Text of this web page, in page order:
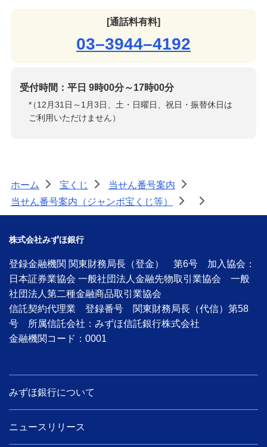
[通話料有料]
03–3944–4192
受付時間：平日 9時00分～17時00分
*
（12月31日～1月3日、土・日曜日、祝日・振替休日は
ご利用いただけません）
ホーム > 宝くじ > 当せん番号案内
>
当せん番号案内（ジャンボ宝くじ等）
> >
株式会社みずほ銀行
登録金融機関 関東財務局長（登金） 第6号 加入協会：
日本証券業協会 一般社団法人金融先物取引業協会 一般
社団法人第二種金融商品取引業協会
信託契約代理業 登録番号 関東財務局長（代信）第58
号 所属信託会社：みずほ信託銀行株式会社
金融機関コード：0001
みずほ銀行について
ニュースリリース